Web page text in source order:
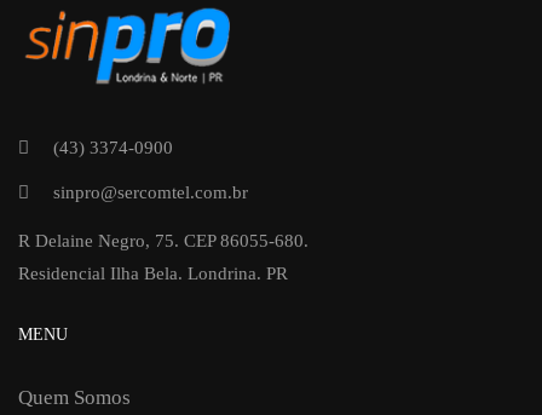
(43) 3374-0900
sinpro@sercomtel.com.br
R Delaine Negro, 75. CEP 86055-680.
Residencial Ilha Bela. Londrina. PR
MENU
Quem Somos